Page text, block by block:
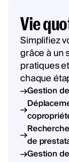
Vie
Simplifiez
grâce à un
pratiques
chaque
Gestion
de
Gestion